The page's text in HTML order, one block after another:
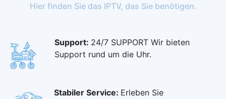
Hier finden Sie das IPTV, das Sie benötigen.
Support: 24/7 SUPPORT Wir bieten
Support rund um die Uhr.
Stabiler Service: Erleben Sie